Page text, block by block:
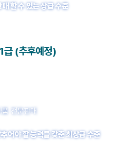
할 수 있는 상급 수준
급 (추후예정)
전문판매
어야 할 능력을 갖춘 최상급 수준